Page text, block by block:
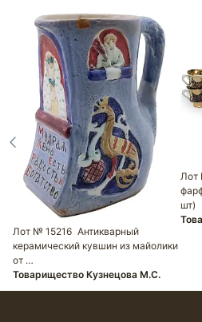
Лот № 15216 Антикварный
керамический кувшин из майолики
от …
Товарищество Кузнецова М.С.
Лот
шт)